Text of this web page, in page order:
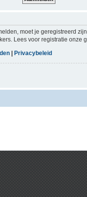
moet je geregistreerd
Lees voor registratie onze
Privacybeleid